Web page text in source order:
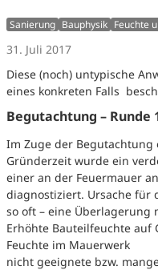
Sanierung Bauphysik Feuchte
31. Juli 2017
Diese (noch) untypische
eines konkreten Falls
Begutachtung – Runde
Im Zuge der
Gründerzeit wurde ein
einer an der Feuermauer
diagnostiziert. Ursache für
so oft – eine Überlagerung
Erhöhte Bauteilfeuchte
Feuchte im Mauerwerk
nicht geeignete bzw.